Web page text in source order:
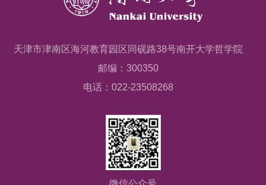
天津市津南区海河教育园区同砚路38号南开大学哲学院
邮编：300350
电话：022-23508268